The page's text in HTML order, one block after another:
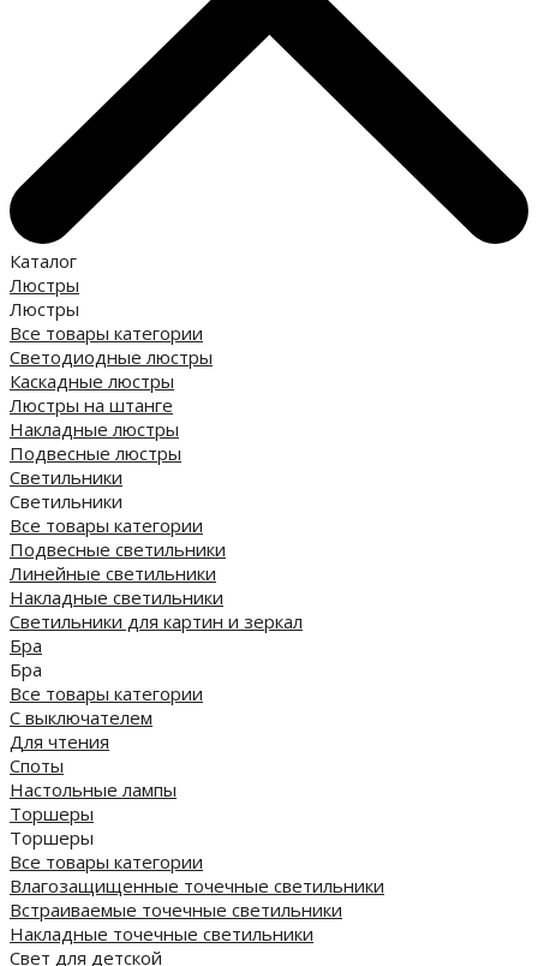
Каталог
Люстры
Люстры
Все товары категории
Светодиодные люстры
Каскадные люстры
Люстры на штанге
Накладные люстры
Подвесные люстры
Светильники
Светильники
Все товары категории
Подвесные светильники
Линейные светильники
Накладные светильники
Светильники для картин и зеркал
Бра
Бра
Все товары категории
С выключателем
Для чтения
Споты
Настольные лампы
Торшеры
Торшеры
Все товары категории
Влагозащищенные точечные светильники
Встраиваемые точечные светильники
Накладные точечные светильники
Свет для детской